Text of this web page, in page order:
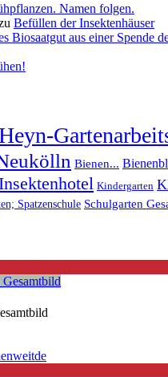
Namen folgen.
Befüllen der Insektenhäuser
Biosaatgut aus einer Spende
Bienen...
Kindergarten
Spatzenschule Schulgarten